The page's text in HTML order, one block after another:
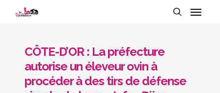
CÔTE-D’OR : La préfecture
autorise un éleveur ovin à
procéder à des tirs de défense